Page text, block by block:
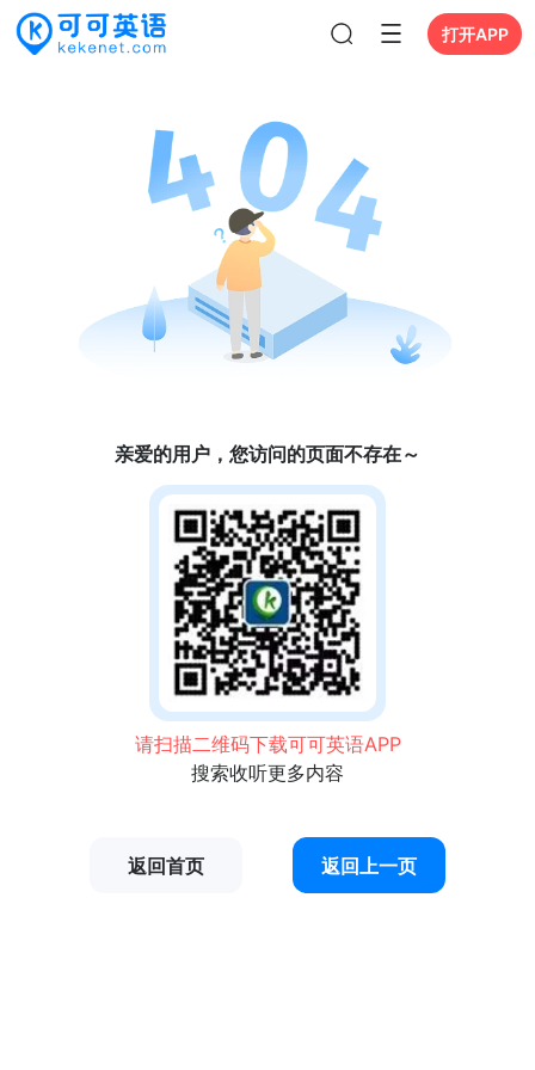
打开APP
亲爱的用户，您访问的页面不存在～
请扫描二维码下载可可英语APP
搜索收听更多内容
返回首页 返回上一页